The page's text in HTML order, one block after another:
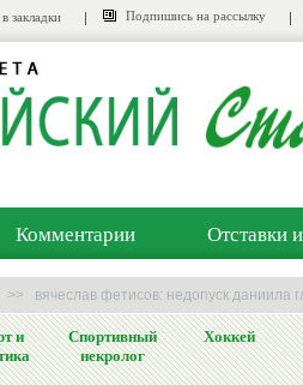
закладки Подпишись на рассылку
Комментарии Отставки
>> вячеслав фетисов: недопуск даниила
и
Спортивный
некролог
Хоккей